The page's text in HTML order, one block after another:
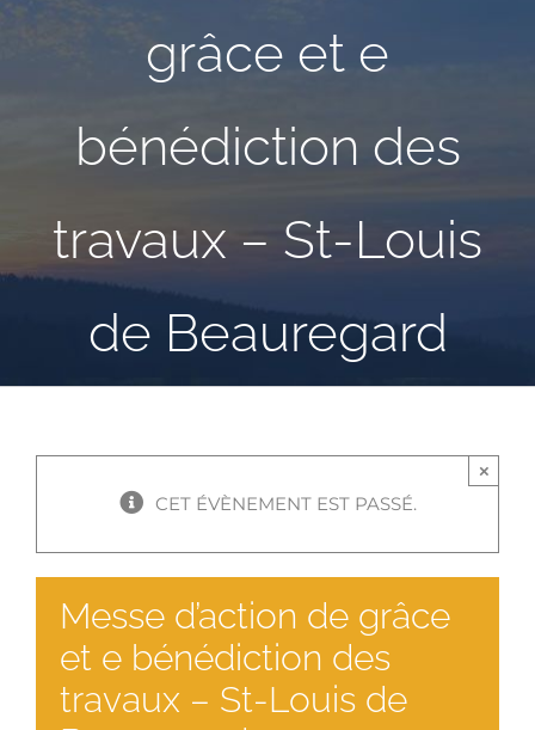
grâce et e
bénédiction des
travaux – St-Louis
de Beauregard
CET ÉVÈNEMENT EST PASSÉ.
×
Messe d’action de grâce
et e bénédiction des
travaux – St-Louis de